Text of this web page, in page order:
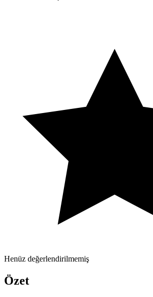
Henüz değerlendirilmemiş
Özet